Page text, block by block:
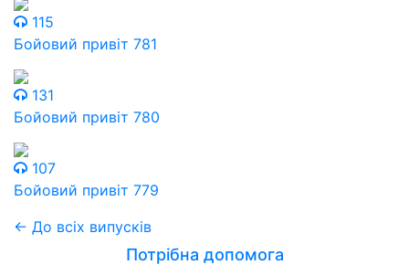
115
Бойовий привіт 781
131
Бойовий привіт 780
107
Бойовий привіт 779
← До всіх випусків
Потрібна допомога